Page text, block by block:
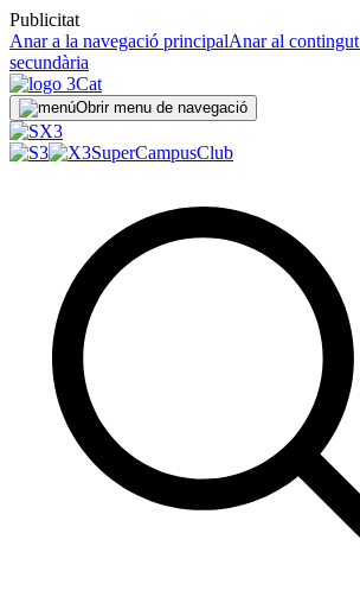
Publicitat
Anar a la navegació principalAnar al contingut
secundària
Obrir menu de navegació
SuperCampusClub